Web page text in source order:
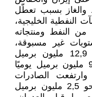
والغاز بسبب تعطّل
الخليجية،
من النفط ومنتجاته
غير مسبوقة،
وبلغت صادرات النفط الأمريكية 12,9 مليون برميل
يوميًا، وتجاوز التصدير البحري 9,6 مليون برميل يوميًا
شهر نيسان/أبريل 2026، وارتفعت الصادرات
الأمريكية إلى أسواق آسيا إلى نحو 2,5 مليون برميل